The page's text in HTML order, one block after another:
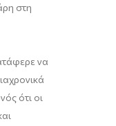
στη
να
ότι οι